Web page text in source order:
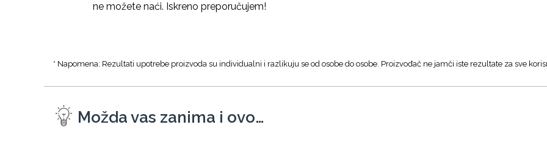
ne možete naći. Iskreno preporučujem!
* Napomena: Rezultati upotrebe proizvoda su individualni i razlikuju se od osobe do osobe. Proizvođač ne jamči iste rezultate za sve
Možda vas zanima i ovo…